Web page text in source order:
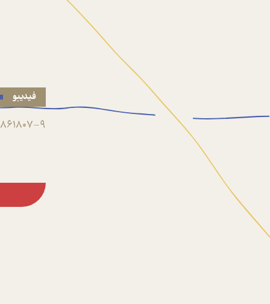
فیدیبو
9